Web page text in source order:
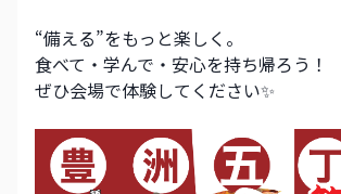
“備える”をもっと楽しく。
食べて・学んで・安心を持ち帰ろう！
ぜひ会場で体験してください✨